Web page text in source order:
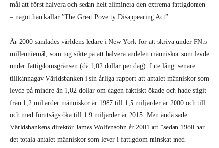
från 1,2 miljarder människor år 1987 till 1,5 miljarder år 2000 och till
och med förutsågs öka till 1,9 miljarder år 2015. Men ändå sade
det totala antalet människor som lever i fattigdom minskat med
uppskattningsvis 200 miljoner”.
Hur lyckades de åstadkomma en sådan snabb vändning i situationen?
Enkelt: De ändrade IPL. Världsbanken uppdaterar IPL då och då för att
korrigera för inflationen. I teorin ska detta förbättra undersökningarnas
precision, men i praktiken har det regelbundet använts för att putsa
statistiken för att visa på största möjliga framsteg för milleniemålen.
Till exempel var fattigdomsgränsen på 1,08 dollar, som sattes år 2001,